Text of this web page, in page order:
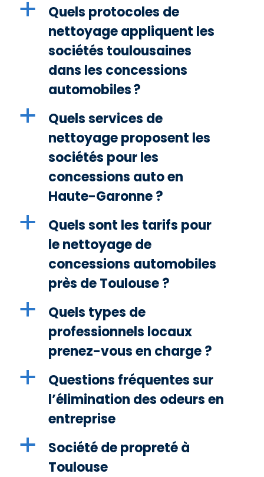
a
Quels protocoles de
nettoyage appliquent les
sociétés toulousaines
dans les concessions
automobiles ?
a
Quels services de
nettoyage proposent les
sociétés pour les
concessions auto en
Haute-Garonne ?
a
Quels sont les tarifs pour
le nettoyage de
concessions automobiles
près de Toulouse ?
a
Quels types de
professionnels locaux
prenez-vous en charge ?
a
Questions fréquentes sur
l’élimination des odeurs en
entreprise
a
Société de propreté à
Toulouse